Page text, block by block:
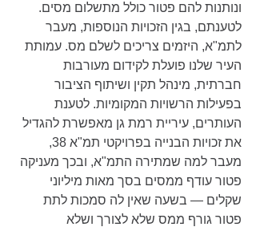
ונותנות להם פטור כולל מתשלום מסים.
לטענתם, בגין הזכויות הנוספות, מעבר
לתמ"א, היזמים צריכים לשלם מס. עמותת
העיר שלנו פועלת לקידום מעורבות
חברתית, מינהל תקין ושיתוף הציבור
בפעילות הרשויות המקומיות. לטענת
העותרים, עיריית רמת גן מאפשרת להגדיל
את זכויות הבנייה בפרויקטי תמ"א 38,
מעבר למה שמתירה התמ"א, ובכך מעניקה
פטור עודף ממסים בסך מאות מיליוני
שקלים — בשעה שאין לה סמכות לתת
פטור גורף ממס שלא לצורך ושלא